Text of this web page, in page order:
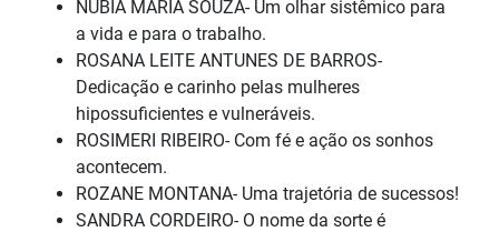
NÚBIA MARIA SOUZA- Um olhar sistêmico para
a vida e para o trabalho.
ROSANA LEITE ANTUNES DE BARROS-
Dedicação e carinho pelas mulheres
hipossuficientes e vulneráveis.
ROSIMERI RIBEIRO- Com fé e ação os sonhos
acontecem.
ROZANE MONTANA- Uma trajetória de sucessos!
SANDRA CORDEIRO- O nome da sorte é